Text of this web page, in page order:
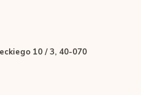
10 / 3, 40-070